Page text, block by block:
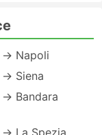
→ Napoli
→ Siena
→ Bandara
→ La Spezia